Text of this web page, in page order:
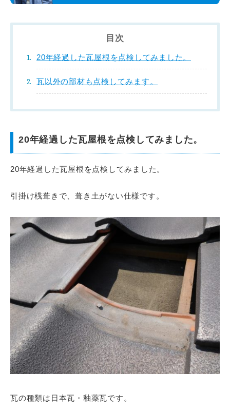
目次
20年経過した瓦屋根を点検してみました。
瓦以外の部材も点検してみます。
20年経過した瓦屋根を点検してみました。
20年経過した瓦屋根を点検してみました。
引掛け桟葺きで、葺き土がない仕様です。
瓦の種類は日本瓦・釉薬瓦です。